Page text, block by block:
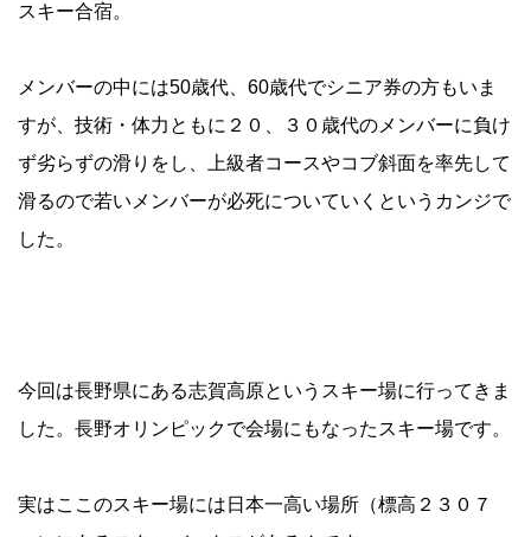
スキー合宿。
メンバーの中には50歳代、60歳代でシニア券の方もいま
すが、技術・体力ともに２０、３０歳代のメンバーに負け
ず劣らずの滑りをし、上級者コースやコブ斜面を率先して
滑るので若いメンバーが必死についていくというカンジで
した。
今回は長野県にある志賀高原というスキー場に行ってきま
した。長野オリンピックで会場にもなったスキー場です。
実はここのスキー場には日本一高い場所（標高２３０７